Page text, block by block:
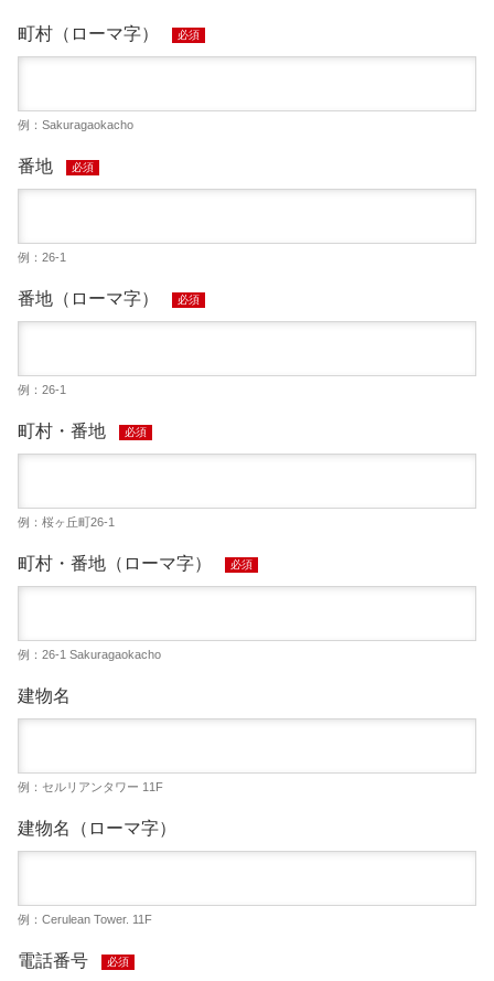
町村（ローマ字） 必須
例：Sakuragaokacho
番地 必須
例：26-1
番地（ローマ字） 必須
例：26-1
町村・番地 必須
例：桜ヶ丘町26-1
町村・番地（ローマ字） 必須
例：26-1 Sakuragaokacho
建物名
例：セルリアンタワー 11F
建物名（ローマ字）
例：Cerulean Tower. 11F
電話番号 必須